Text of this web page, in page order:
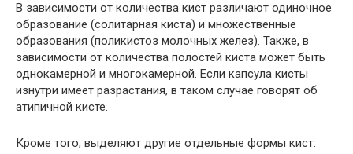
В зависимости от количества кист различают одиночное
образование (солитарная киста) и множественные
образования (поликистоз молочных желез). Также, в
зависимости от количества полостей киста может быть
однокамерной и многокамерной. Если капсула кисты
изнутри имеет разрастания, в таком случае говорят об
атипичной кисте.
Кроме того, выделяют другие отдельные формы кист: